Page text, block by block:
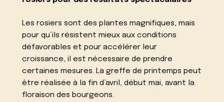
Les rosiers sont des plantes magnifiques, mais
pour qu’ils résistent mieux aux conditions
défavorables et pour accélérer leur
croissance, il est nécessaire de prendre
certaines mesures. La greffe de printemps peut
être réalisée à la fin d’avril, début mai, avant la
floraison des bourgeons.